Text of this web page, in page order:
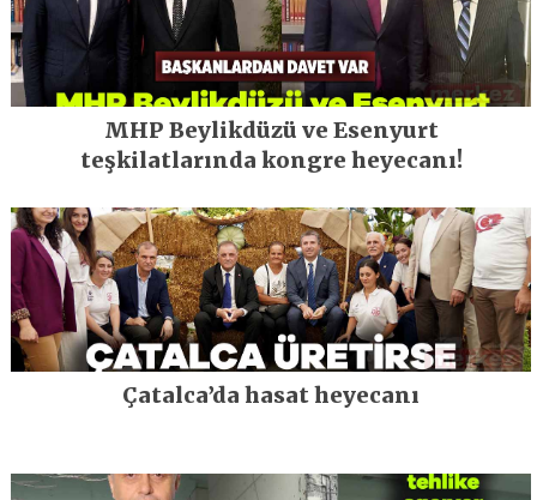
MHP Beylikdüzü ve Esenyurt
teşkilatlarında kongre heyecanı!
Çatalca’da hasat heyecanı